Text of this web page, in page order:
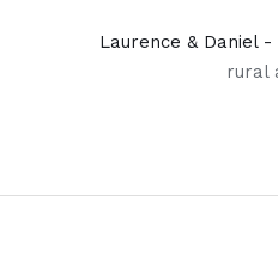
Laurence & Daniel -
rural